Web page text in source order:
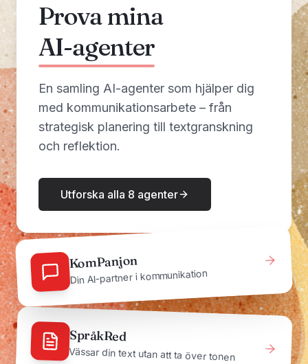
Prova mina
AI-agenter
En samling AI-agenter som hjälper dig
med kommunikationsarbete – från
strategisk planering till textgranskning
och reflektion.
Utforska alla 8 agenter
KomPanjon
Din AI-partner i kommunikation
SpråkRed
Vässar din text utan att ta över tonen